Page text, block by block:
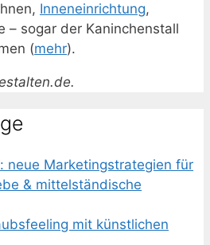
Inneneinrichtung,
– sogar der Kaninchenstall
(mehr).
neue Marketingstrategien für
& mittelständische
mit künstlichen